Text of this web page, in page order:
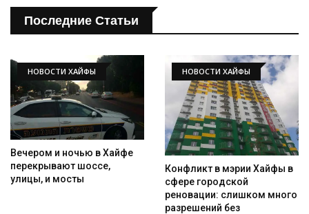
Последние Статьи
НОВОСТИ ХАЙФЫ
Вечером и ночью в Хайфе
перекрывают шоссе,
улицы, и мосты
НОВОСТИ ХАЙФЫ
Конфликт в мэрии Хайфы в
сфере городской
реновации: слишком много
разрешений без